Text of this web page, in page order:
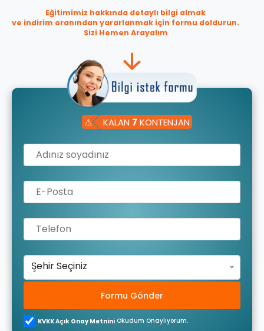
Eğitimimiz hakkında detaylı bilgi almak
ve indirim oranından yararlanmak için formu doldurun.
Sizi Hemen Arayalım
⚠ KALAN 7 KONTENJAN
Şehir Seçiniz
Formu Gönder
KVKK Açık Onay Metnini Okudum Onaylıyorum.